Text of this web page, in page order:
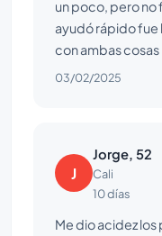
un poco, pero no
ayudó rápido fue
con ambas cosas
03/02/2025
J
Jorge, 52
Cali
10 días
Me dio acidez